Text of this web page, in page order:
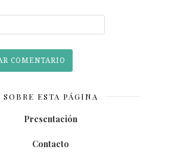
SOBRE ESTA PÁGINA
Presentación
Contacto